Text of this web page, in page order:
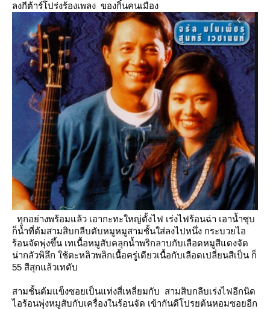
ลงกีต้าร์โปร่งร้องเพลง ของกิ๋นคนเมือง
ทุกอย่างพร้อมแล้ว เอากะทะใหญ่ตั้งไฟ เร่งไฟร้อนฉ่า เอาน้ำซุบ
ก็น้ำที่ต้มสามสิบกลีบตับหมูหมูสามชั้นใส่ลงไปหนึ่ง กระบวยไอ
ร้อนจัดพุ่งขึ้น เทเนื้อหมูสับคลุกน้ำพริกลาบกับเลือดหมูสีแดงจัด
น่ากลัวพิลึก ช้ตะหลิวพลิกเนื้อครู่เดียวเนื้อกับเลือดเปลี่ยนสีเป็น ก็
55 สีสุกแล้วเทตับ
สามชั้นต้มแข็งซอยเป็นแท่งสี่เหลี่ยมกับ สามสิบกลีบเร่งไฟอีกนิด
ไอร้อนพุ่งหมูสับกับเครื่องในร้อนจัด เข้ากันดีโปรยต้นหอมซอยอีก